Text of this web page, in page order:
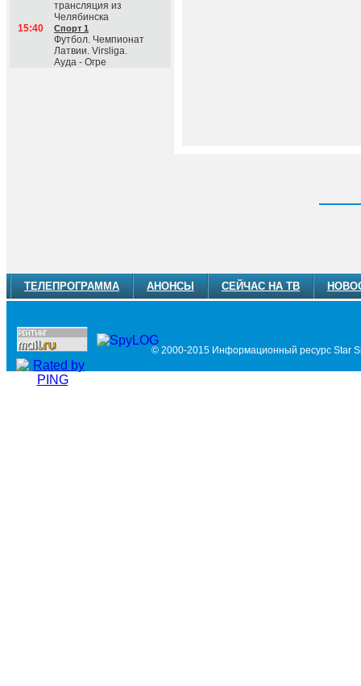
трансляция из
Челябинска
15:40
Спорт 1
Футбол. Чемпионат
Латвии. Virsliga.
Ауда - Огре
ТЕЛЕПРОГРАММА АНОНСЫ СЕЙЧАС НА ТВ
© 2000-2015 Информационный ресурс Star